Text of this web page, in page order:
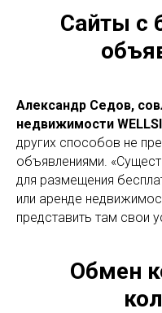
Сайты с
Александр Седов,
недвижимости
других способов не
объявлениями.
для размещения
или аренде
представить там свои
Обмен